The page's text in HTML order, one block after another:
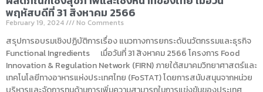
พฤหัสบดีที่ 31 สิงหาคม 2566
February 19, 2024 No Comments
สรุปการอบรมเชิงปฏิบัติการเรื่อง แนวทางการยกระดับนวัตกรรมและธุรกิจ
Functional Ingredients เมื่อวันที่ 31 สิงหาคม 2566 โครงการ Food
Innovation & Regulation Network (FIRN) ภายใต้สมาคมวิทยาศาสตร์และ
เทคโนโลยีทางอาหารแห่งประเทศไทย (FoSTAT) โดยการสนับสนุนจากหน่วย